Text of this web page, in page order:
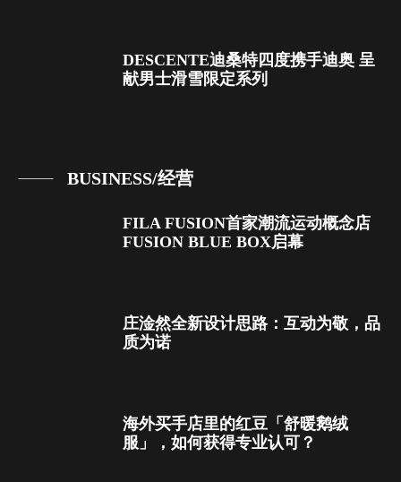
DESCENTE迪桑特四度携手迪奥 呈
献男士滑雪限定系列
BUSINESS/经营
FILA FUSION首家潮流运动概念店
FUSION BLUE BOX启幕
庄淦然全新设计思路：互动为敬，品
质为诺
海外买手店里的红豆「舒暖鹅绒
服」，如何获得专业认可？